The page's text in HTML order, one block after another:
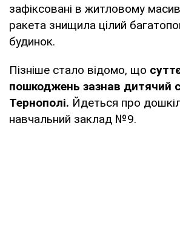
зафіксовані в житловому
ракета знищила цілий
будинок.
Пізніше стало відомо, що
пошкоджень зазнав дитячий
Тернополі. Йдеться про
навчальний заклад №9.